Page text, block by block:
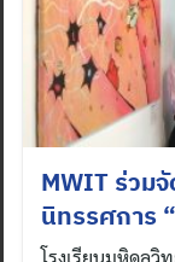
MWIT ร่วม
นิทรรศการ